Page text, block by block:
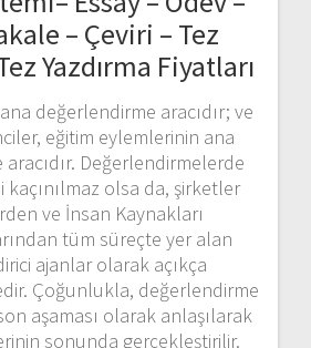
– Çeviri – Tez
Yazdırma Fiyatları
değerlendirme aracıdır; ve
eğitim eylemlerinin ana
Değerlendirmelerde
kaçınılmaz olsa da, şirketler
ve İnsan Kaynakları
tüm süreçte yer alan
ajanlar olarak açıkça
Çoğunlukla, değerlendirme
aşaması olarak anlaşılarak
sonunda gerçekleştirilir.